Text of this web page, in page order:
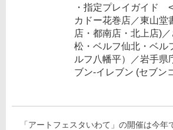
・指定プレイガイド
カドー花巻店／東山堂
店・都南店・北上店)
松・ベルフ仙北・ベル
ルフ八幡平）／岩手県
ブン‐イレブン (セブン
「アートフェスタいわて」の開催は今年